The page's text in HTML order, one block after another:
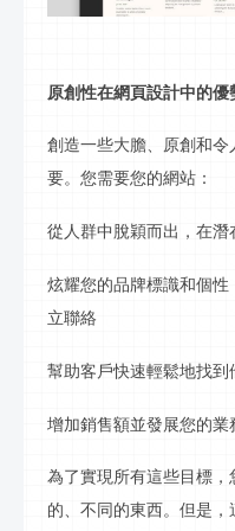
原創性在網頁設計中的優
創造一些大膽、原創和
要。您需要您的網站：
從人群中脫穎而出，在潛
炫耀您的品牌標識和個
立聯絡
幫助客戶快速輕鬆地找到
增加銷售額並發展您的業
為了實現所有這些目標，
的、不同的東西。但是